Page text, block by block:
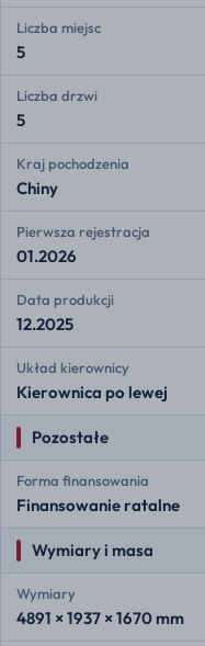
Liczba miejsc
5
Liczba drzwi
5
Kraj pochodzenia
Chiny
Pierwsza rejestracja
01.2026
Data produkcji
12.2025
Układ kierownicy
Kierownica po lewej
Pozostałe
Forma finansowania
Finansowanie ratalne
Wymiary i masa
Wymiary
4891 × 1937 × 1670 mm